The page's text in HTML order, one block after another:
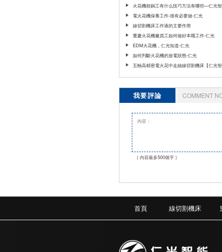
能
火花機校銅工有什么技巧方法有哪些—仁光
電火花機保養工作-很有必要做-仁光
線切割機床工作液的主要作用
重慶火花機廠員工如何做好本職工作-仁光
EDM火花機，仁光知道-仁光
如何判斷火花機的放電狀態-仁光
五軸高精密電火花中走絲線切割機床【仁光
我要評論 COMMENT
( 內容最多500個字 )
首頁 線切割機床